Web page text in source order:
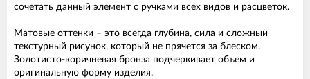
сочетать данный элемент с ручками всех видов и расцветок.
Матовые оттенки – это всегда глубина, сила и сложный
текстурный рисунок, который не прячется за блеском.
Золотисто-коричневая бронза подчеркивает объем и
оригинальную форму изделия.